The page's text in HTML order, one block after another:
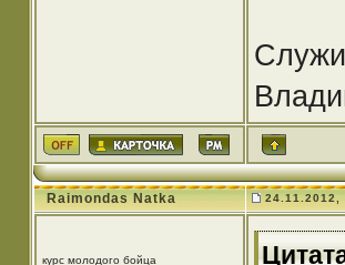
Raimondas Natka 24.11.2012,
курс молодого бойца